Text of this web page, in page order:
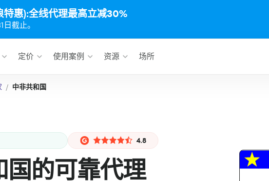
特惠):全线代理最高立减30%
截止。
定价 使用案例 资源 场所
中非共和国
4.8
国的可靠代理